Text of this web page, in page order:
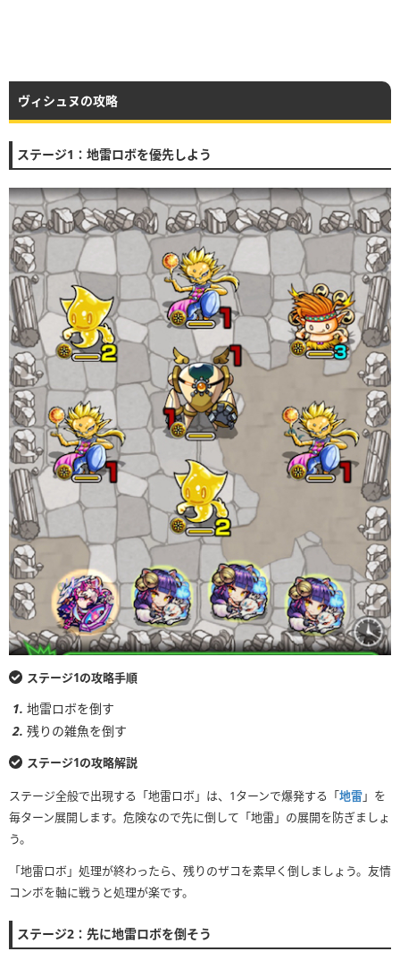
ヴィシュヌの攻略
ステージ1：地雷ロボを優先しよう
ステージ1の攻略手順
地雷ロボを倒す
残りの雑魚を倒す
ステージ1の攻略解説
ステージ全般で出現する「地雷ロボ」は、1ターンで爆発する「地雷」を
毎ターン展開します。危険なので先に倒して「地雷」の展開を防ぎましょ
う。
「地雷ロボ」処理が終わったら、残りのザコを素早く倒しましょう。友情
コンボを軸に戦うと処理が楽です。
ステージ2：先に地雷ロボを倒そう